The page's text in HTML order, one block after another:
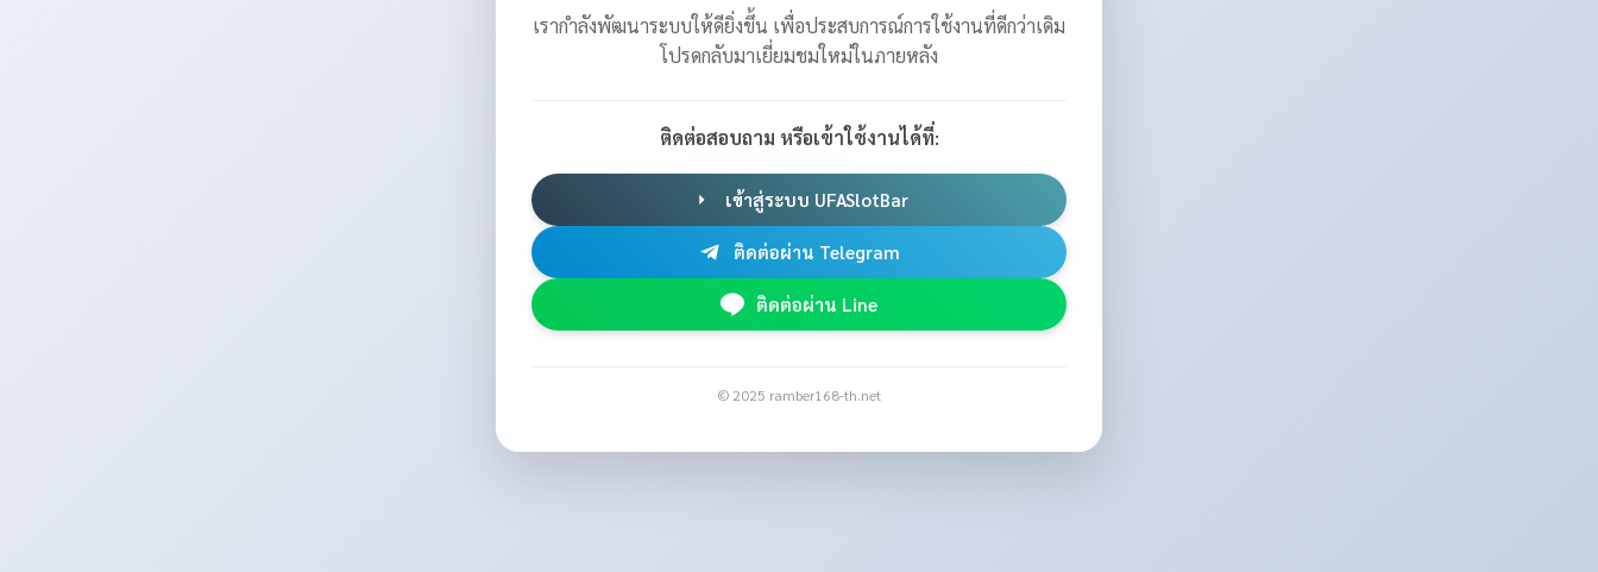
เรากำลังพัฒนาระบบให้ดียิ่งขึ้น เพื่อประสบการณ์การใช้งานที่ดีกว่าเดิม
โปรดกลับมาเยี่ยมชมใหม่ในภายหลัง
ติดต่อสอบถาม หรือเข้าใช้งานได้ที่:
เข้าสู่ระบบ UFASlotBar
ติดต่อผ่าน Telegram
ติดต่อผ่าน Line
© 2025 ramber168-th.net